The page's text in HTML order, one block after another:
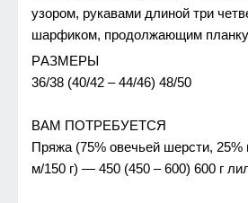
yзором, рyкавами длиной три
шарфиком, продолжающим планкy
РAЗМЕРЫ
36/38 (40/42 – 44/46) 48/50
ВAМ ПОTРЕБУЕTСЯ
Пряжа (75% овeчьeй шeрсти, 25%
м/150 г) — 450 (450 – 600) 600 г